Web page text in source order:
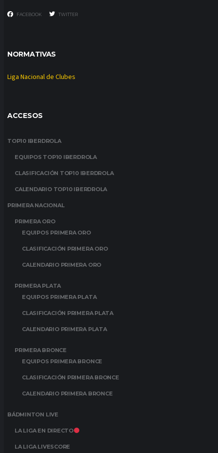
FACEBOOK TWITTER
NORMATIVAS
Liga Nacional de Clubes
ACCESOS
TOP10 IBERDROLA
EQUIPOS TOP10 IBERDROLA
CLASIFICACIÓN TOP10 IBERDROLA
CALENDARIO TOP10 IBERDROLA
PRIMERA NACIONAL
PRIMERA ORO
EQUIPOS PRIMERA ORO
CLASIFICACIÓN PRIMERA ORO
CALENDARIO PRIMERA ORO
PRIMERA PLATA
EQUIPOS PRIMERA PLATA
CLASIFICACIÓN PRIMERA PLATA
CALENDARIO PRIMERA PLATA
PRIMERA BRONCE
EQUIPOS PRIMERA BRONCE
CLASIFICACIÓN PRIMERA BRONCE
CALENDARIO PRIMERA BRONCE
BÁDMINTON LIVE
LA LIGA EN DIRECTO
LA LIGA LIVESCORE